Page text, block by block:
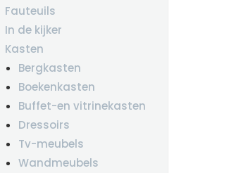
Fauteuils
In de kijker
Kasten
Bergkasten
Boekenkasten
Buffet-en vitrinekasten
Dressoirs
Tv-meubels
Wandmeubels